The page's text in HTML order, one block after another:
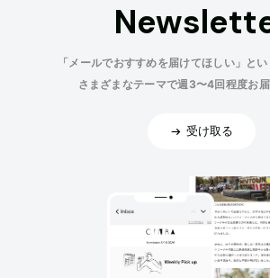
「メールでおすすめを届けてほしい」とい
さまざまなテーマで週3〜4回程度お届
受け取る